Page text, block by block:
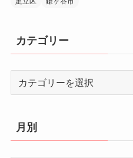
カテゴリー
リ
ー
月別